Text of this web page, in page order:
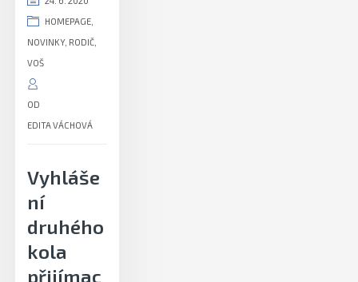
HOMEPAGE
NOVINKY, RODIČ
VOŠ
OD
EDITA VÁCHOVÁ
Vyhláše
ní
druhého
kola
přijímac